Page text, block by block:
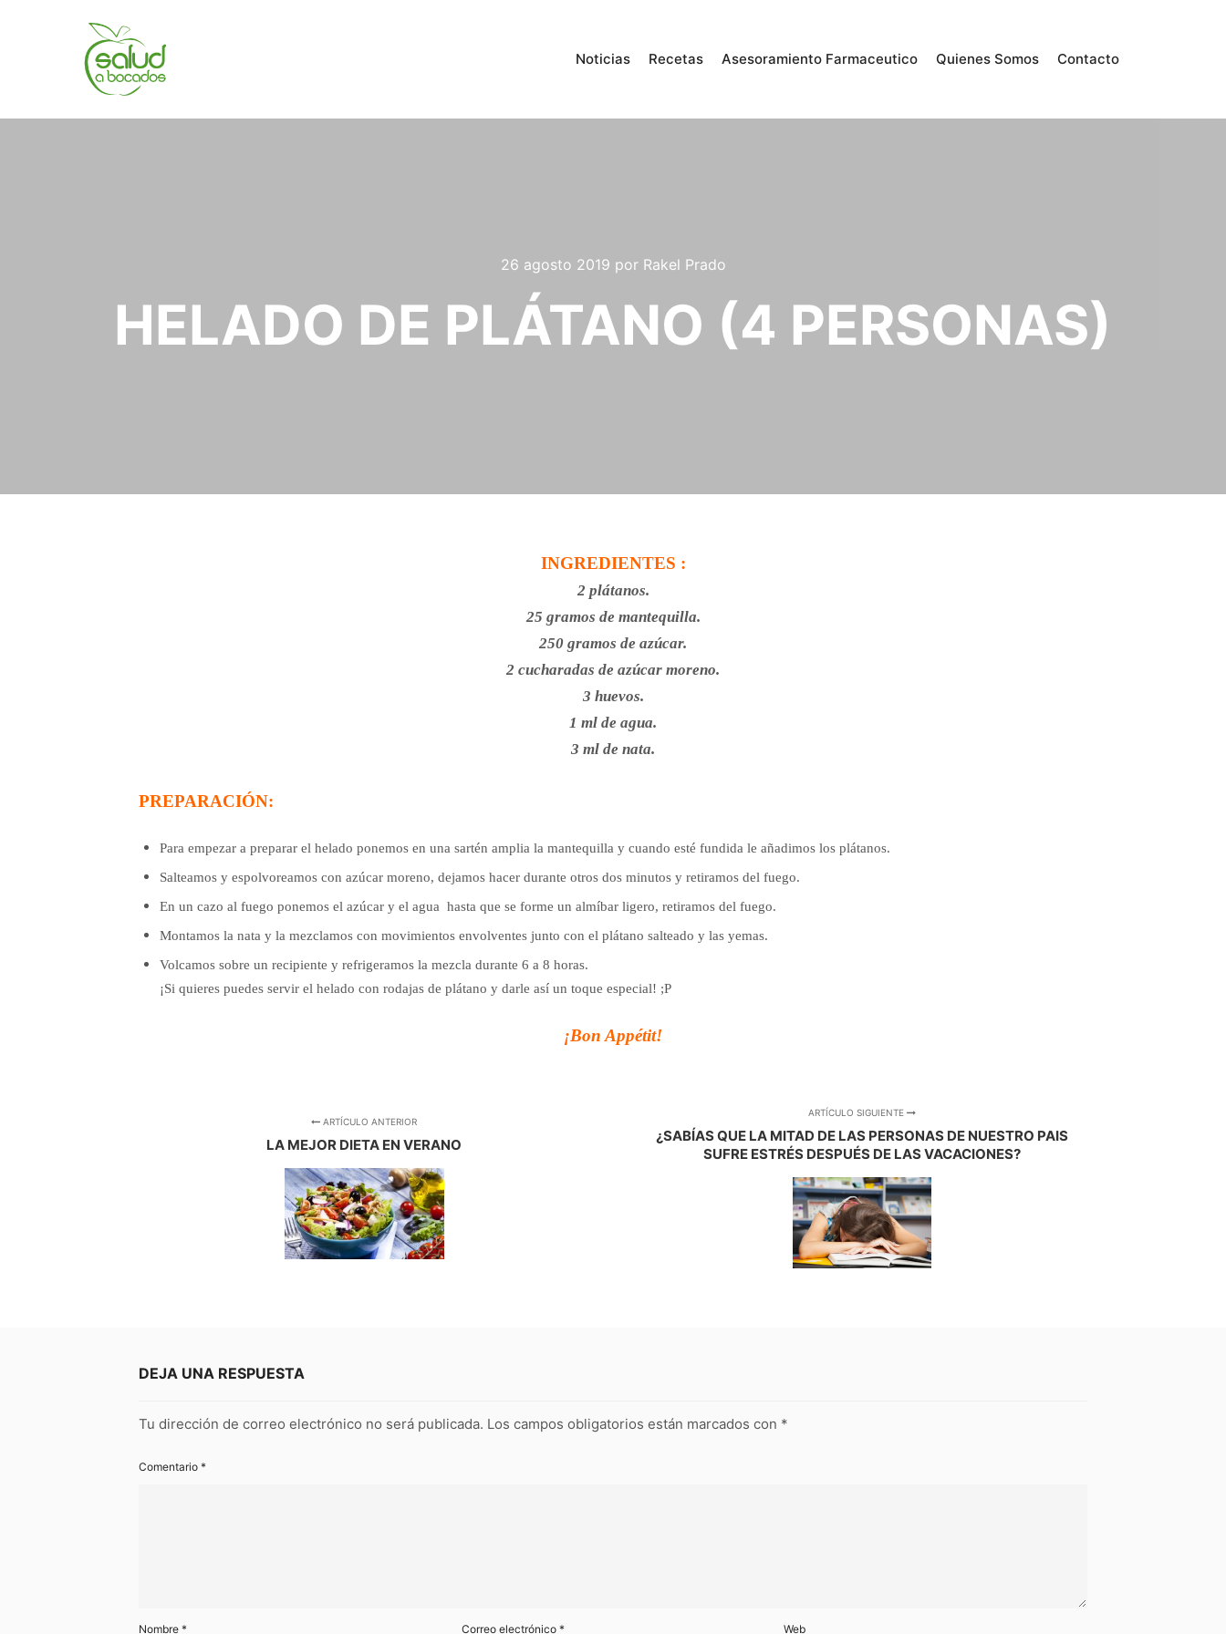
Noticias Recetas Asesoramiento Farmaceutico Quienes Somos Contacto
26 agosto 2019 por Rakel Prado
HELADO DE PLÁTANO (4 PERSONAS)
INGREDIENTES :
2 plátanos.
25 gramos de mantequilla.
250 gramos de azúcar.
2 cucharadas de azúcar moreno.
3 huevos.
1 ml de agua.
3 ml de nata.
PREPARACIÓN:
Para empezar a preparar el helado ponemos en una sartén amplia la mantequilla y cuando esté fundida le añadimos los plátanos.
Salteamos y espolvoreamos con azúcar moreno, dejamos hacer durante otros dos minutos y retiramos del fuego.
En un cazo al fuego ponemos el azúcar y el agua hasta que se forme un almíbar ligero, retiramos del fuego.
Montamos la nata y la mezclamos con movimientos envolventes junto con el plátano salteado y las yemas.
Volcamos sobre un recipiente y refrigeramos la mezcla durante 6 a 8 horas.
¡Si quieres puedes servir el helado con rodajas de plátano y darle así un toque especial! ;P
¡Bon Appétit!
ARTÍCULO ANTERIOR
LA MEJOR DIETA EN VERANO
ARTÍCULO SIGUIENTE
¿SABÍAS QUE LA MITAD DE LAS PERSONAS DE NUESTRO PAIS
SUFRE ESTRÉS DESPUÉS DE LAS VACACIONES?
DEJA UNA RESPUESTA
Tu dirección de correo electrónico no será publicada. Los campos obligatorios están marcados con *
Comentario *
Nombre * Correo electrónico * Web